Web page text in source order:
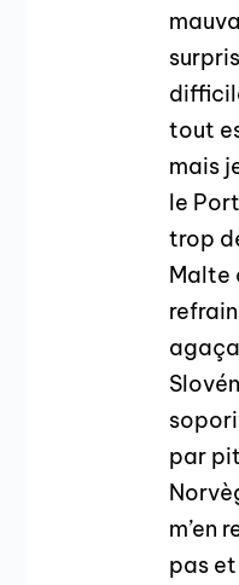
tout
mais
le
trop
Malte
par
m’en
pas